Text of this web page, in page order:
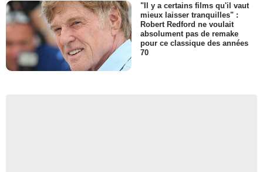
"Il y a certains films qu'il vaut
mieux laisser tranquilles" :
Robert Redford ne voulait
absolument pas de remake
pour ce classique des années
70